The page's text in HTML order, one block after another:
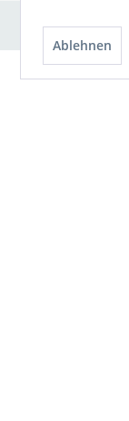
Ablehnen